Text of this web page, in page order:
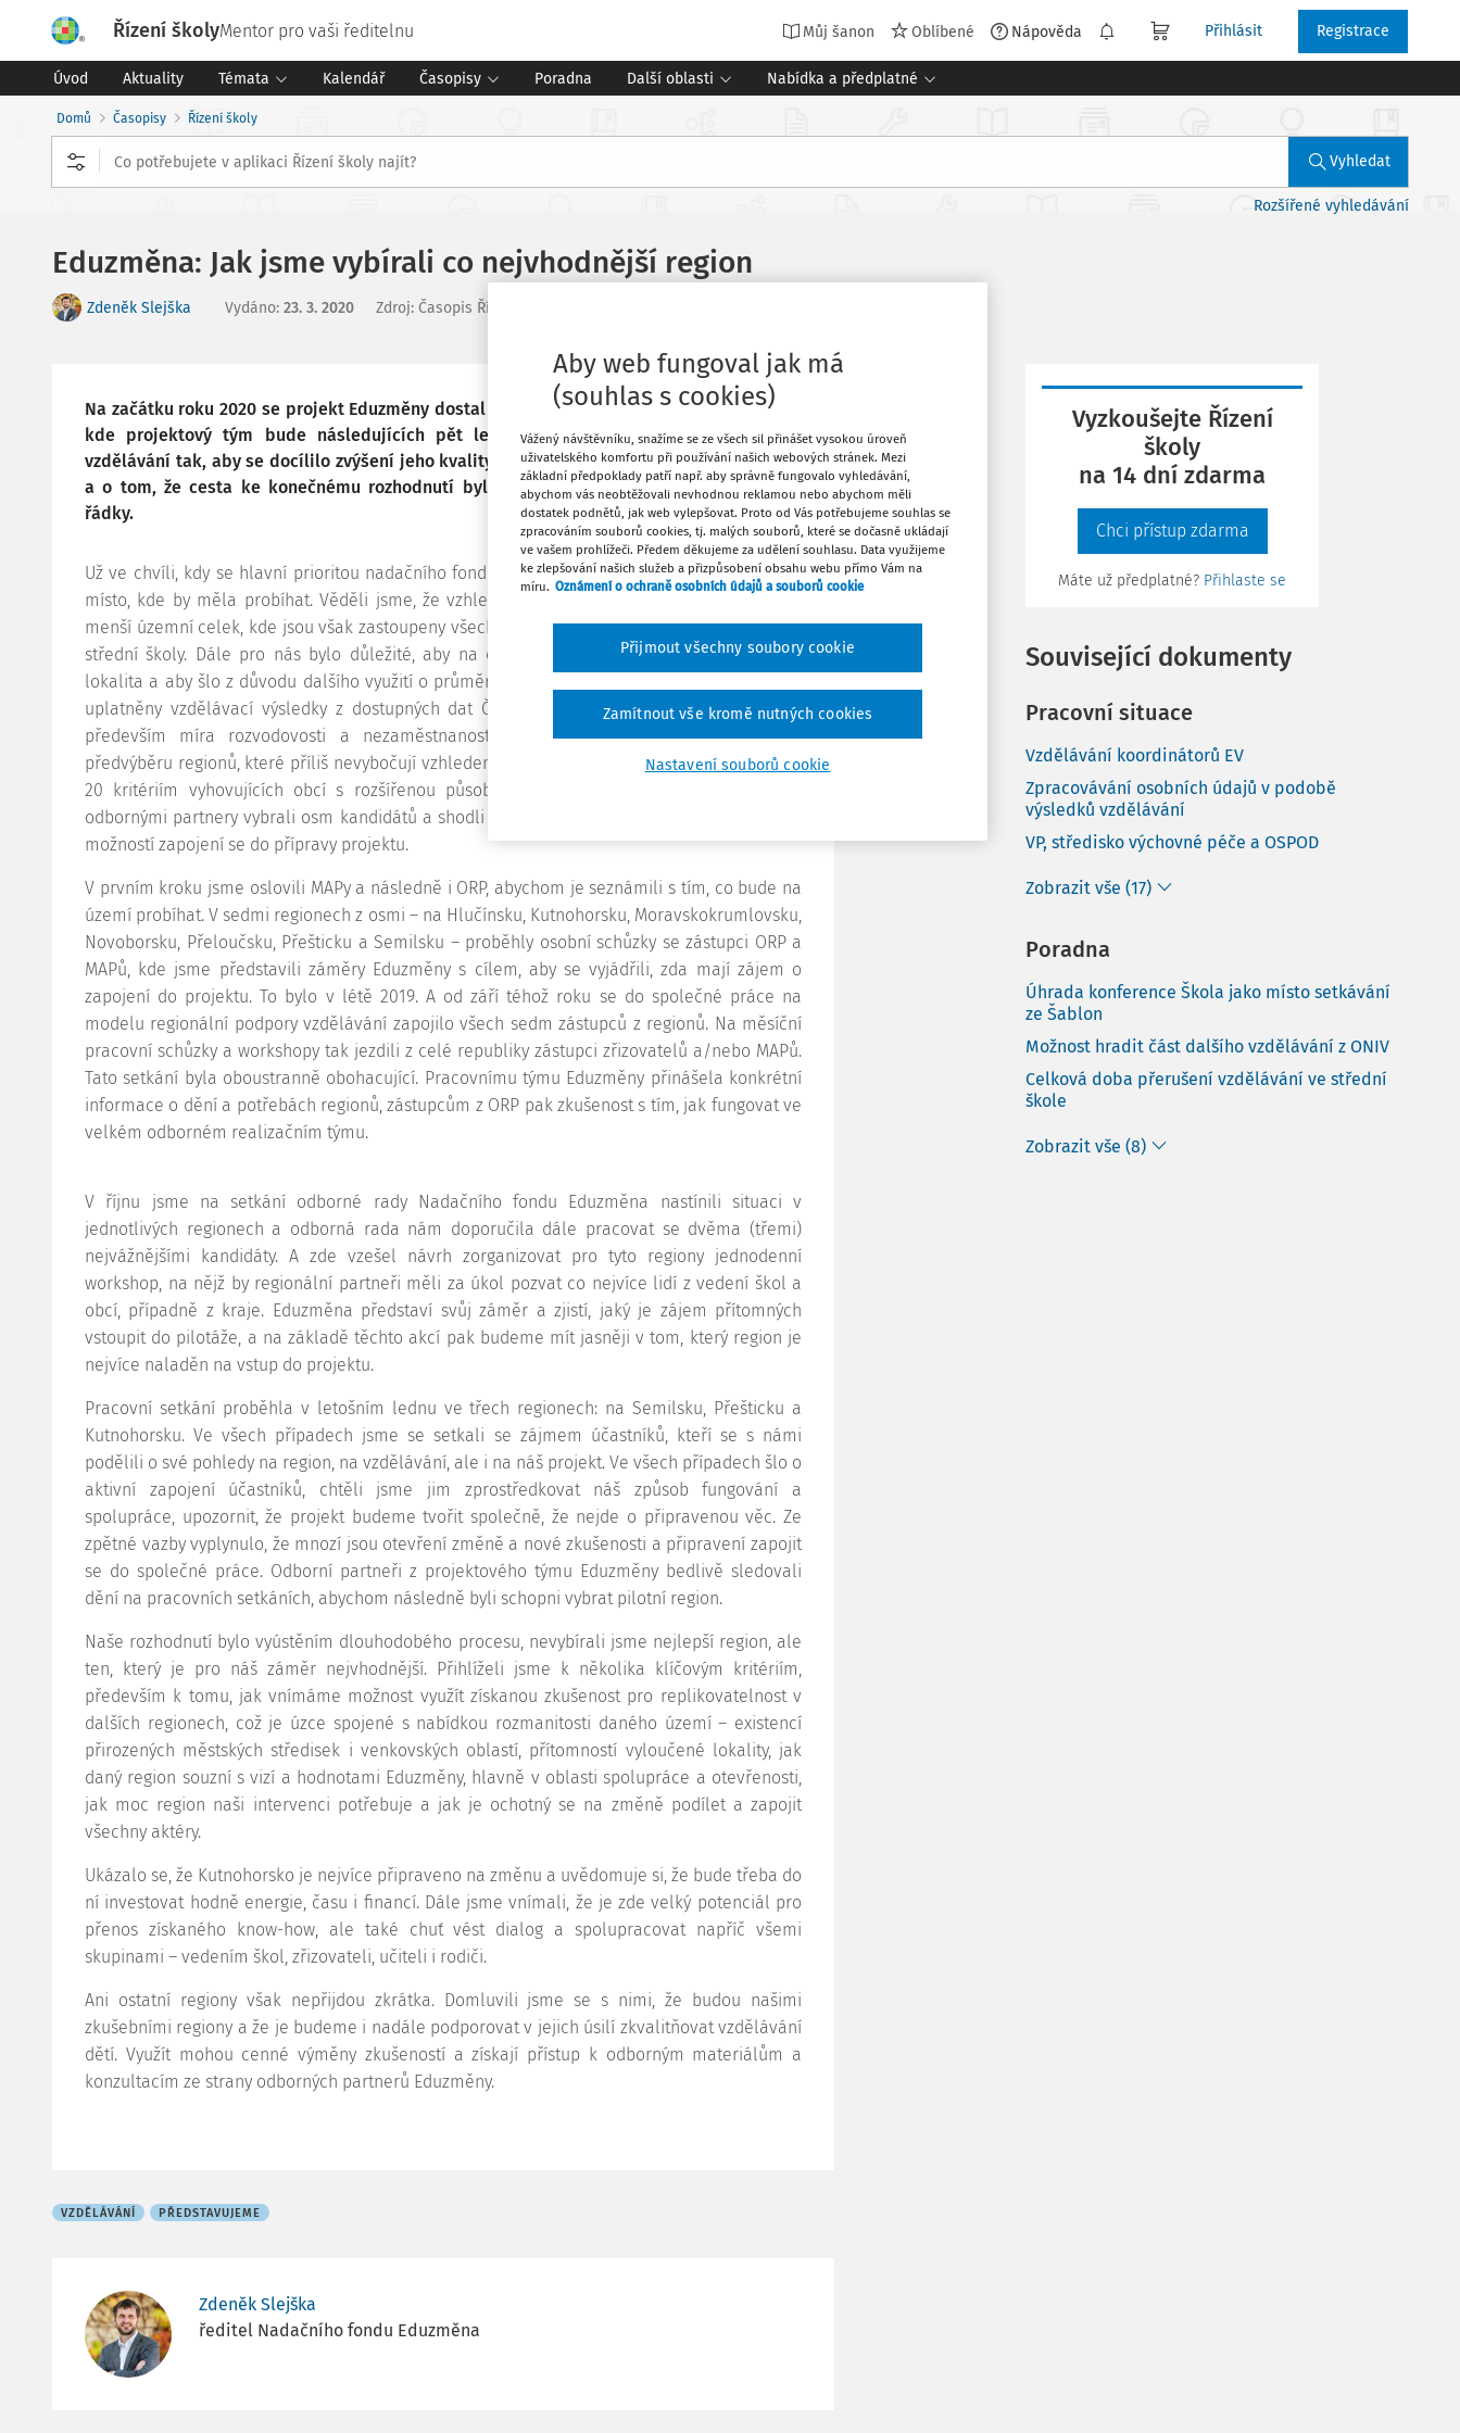
Řízení školyMentor pro vaši ředitelnu Můj šanon Oblíbené Nápověda Přihlásit Registrace
Úvod Aktuality Témata Kalendář Časopisy Poradna Další oblasti Nabídka a předplatné
Domů Časopisy Řízení školy
Vyhledat
Rozšířené vyhledávání
Eduzměna: Jak jsme vybírali co nejvhodnější region
Zdeněk Slejška Vydáno: 23. 3. 2020 Zdroj: Časopis Řízení školy
Na začátku roku 2020 se projekt Eduzměny dostal do nové fáze – došlo k výběru regionu,
kde projektový tým bude následujících pět let spolupracovat se všemi aktéry ve
vzdělávání tak, aby se docílilo zvýšení jeho kvality. Volba nakonec padla na Kutnohorsko
a o tom, že cesta ke konečnému rozhodnutí byla poměrně dlouhá, svědčí následující
řádky.
Už ve chvíli, kdy se hlavní prioritou nadačního fondu stala pětiletá pilotáž, jsme začali řešit
místo, kde by měla probíhat. Věděli jsme, že vzhledem k finančním možnostem musí jít o
menší územní celek, kde jsou však zastoupeny všechny stupně vzdělávání od mateřských po
střední školy. Dále pro nás bylo důležité, aby na daném území byla přítomna vyloučená
lokalita a aby šlo z důvodu dalšího využití o průměrný region. Jako prvotní kritéria byly tedy
uplatněny vzdělávací výsledky z dostupných dat ČŠI a také socioekonomické parametry,
především míra rozvodovosti a nezaměstnanosti. Tímto jsme došli ke statistickému
předvýběru regionů, které příliš nevybočují vzhledem k národnímu průměru. Ze seznamu asi
20 kritériím vyhovujících obcí s rozšířenou působností jsme v červnu 2019 společně s
odbornými partnery vybrali osm kandidátů a shodli jsme se, že je všechny zkusíme oslovit s
možností zapojení se do přípravy projektu.
V prvním kroku jsme oslovili MAPy a následně i ORP, abychom je seznámili s tím, co bude na
území probíhat. V sedmi regionech z osmi – na Hlučínsku, Kutnohorsku, Moravskokrumlovsku,
Novoborsku, Přeloučsku, Přešticku a Semilsku – proběhly osobní schůzky se zástupci ORP a
MAPů, kde jsme představili záměry Eduzměny s cílem, aby se vyjádřili, zda mají zájem o
zapojení do projektu. To bylo v létě 2019. A od září téhož roku se do společné práce na
modelu regionální podpory vzdělávání zapojilo všech sedm zástupců z regionů. Na měsíční
pracovní schůzky a workshopy tak jezdili z celé republiky zástupci zřizovatelů a/nebo MAPů.
Tato setkání byla oboustranně obohacující. Pracovnímu týmu Eduzměny přinášela konkrétní
informace o dění a potřebách regionů, zástupcům z ORP pak zkušenost s tím, jak fungovat ve
velkém odborném realizačním týmu.
V říjnu jsme na setkání odborné rady Nadačního fondu Eduzměna nastínili situaci v
jednotlivých regionech a odborná rada nám doporučila dále pracovat se dvěma (třemi)
nejvážnějšími kandidáty. A zde vzešel návrh zorganizovat pro tyto regiony jednodenní
workshop, na nějž by regionální partneři měli za úkol pozvat co nejvíce lidí z vedení škol a
obcí, případně z kraje. Eduzměna představí svůj záměr a zjistí, jaký je zájem přítomných
vstoupit do pilotáže, a na základě těchto akcí pak budeme mít jasněji v tom, který region je
nejvíce naladěn na vstup do projektu.
Pracovní setkání proběhla v letošním lednu ve třech regionech: na Semilsku, Přešticku a
Kutnohorsku. Ve všech případech jsme se setkali se zájmem účastníků, kteří se s námi
podělili o své pohledy na region, na vzdělávání, ale i na náš projekt. Ve všech případech šlo o
aktivní zapojení účastníků, chtěli jsme jim zprostředkovat náš způsob fungování a
spolupráce, upozornit, že projekt budeme tvořit společně, že nejde o připravenou věc. Ze
zpětné vazby vyplynulo, že mnozí jsou otevření změně a nové zkušenosti a připravení zapojit
se do společné práce. Odborní partneři z projektového týmu Eduzměny bedlivě sledovali
dění na pracovních setkáních, abychom následně byli schopni vybrat pilotní region.
Naše rozhodnutí bylo vyústěním dlouhodobého procesu, nevybírali jsme nejlepší region, ale
ten, který je pro náš záměr nejvhodnější. Přihlíželi jsme k několika klíčovým kritériím,
především k tomu, jak vnímáme možnost využít získanou zkušenost pro replikovatelnost v
dalších regionech, což je úzce spojené s nabídkou rozmanitosti daného území – existencí
přirozených městských středisek i venkovských oblastí, přítomností vyloučené lokality, jak
daný region souzní s vizí a hodnotami Eduzměny, hlavně v oblasti spolupráce a otevřenosti,
jak moc region naši intervenci potřebuje a jak je ochotný se na změně podílet a zapojit
všechny aktéry.
Ukázalo se, že Kutnohorsko je nejvíce připraveno na změnu a uvědomuje si, že bude třeba do
ní investovat hodně energie, času i financí. Dále jsme vnímali, že je zde velký potenciál pro
přenos získaného know-how, ale také chuť vést dialog a spolupracovat napříč všemi
skupinami – vedením škol, zřizovateli, učiteli i rodiči.
Ani ostatní regiony však nepřijdou zkrátka. Domluvili jsme se s nimi, že budou našimi
zkušebními regiony a že je budeme i nadále podporovat v jejich úsilí zkvalitňovat vzdělávání
dětí. Využít mohou cenné výměny zkušeností a získají přístup k odborným materiálům a
konzultacím ze strany odborných partnerů Eduzměny.
VZDĚLÁVÁNÍ PŘEDSTAVUJEME
Zdeněk Slejška
ředitel Nadačního fondu Eduzměna
Stáhnout
Tisknout
Poznámka
Vyzkoušejte Řízení
školy
na 14 dní zdarma
Chci přístup zdarma
Máte už předplatné? Přihlaste se
Související dokumenty
Pracovní situace
Vzdělávání koordinátorů EV
Zpracovávání osobních údajů v podobě
výsledků vzdělávání
VP, středisko výchovné péče a OSPOD
Zobrazit vše (17)
Poradna
Úhrada konference Škola jako místo setkávání
ze Šablon
Možnost hradit část dalšího vzdělávání z ONIV
Celková doba přerušení vzdělávání ve střední
škole
Zobrazit vše (8)
Aby web fungoval jak má
(souhlas s cookies)
Vážený návštěvníku, snažíme se ze všech sil přinášet vysokou úroveň
uživatelského komfortu při používání našich webových stránek. Mezi
základní předpoklady patří např. aby správně fungovalo vyhledávání,
abychom vás neobtěžovali nevhodnou reklamou nebo abychom měli
dostatek podnětů, jak web vylepšovat. Proto od Vás potřebujeme souhlas se
zpracováním souborů cookies, tj. malých souborů, které se dočasně ukládají
ve vašem prohlížeči. Předem děkujeme za udělení souhlasu. Data využijeme
ke zlepšování našich služeb a přizpůsobení obsahu webu přímo Vám na
míru. Oznámení o ochraně osobních údajů a souborů cookie
Nastavení souborů cookie
Zamítnout vše kromě nutných cookies
Přijmout všechny soubory cookie